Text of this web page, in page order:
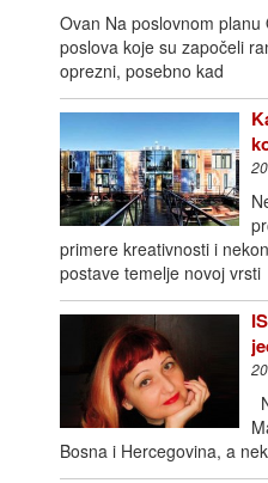
Ovan Na poslovnom
poslova koje su započeli
oprezni, posebno kad
primere kreativnosti i
postave temelje novoj vrsti
Bosna i Hercegovina, a